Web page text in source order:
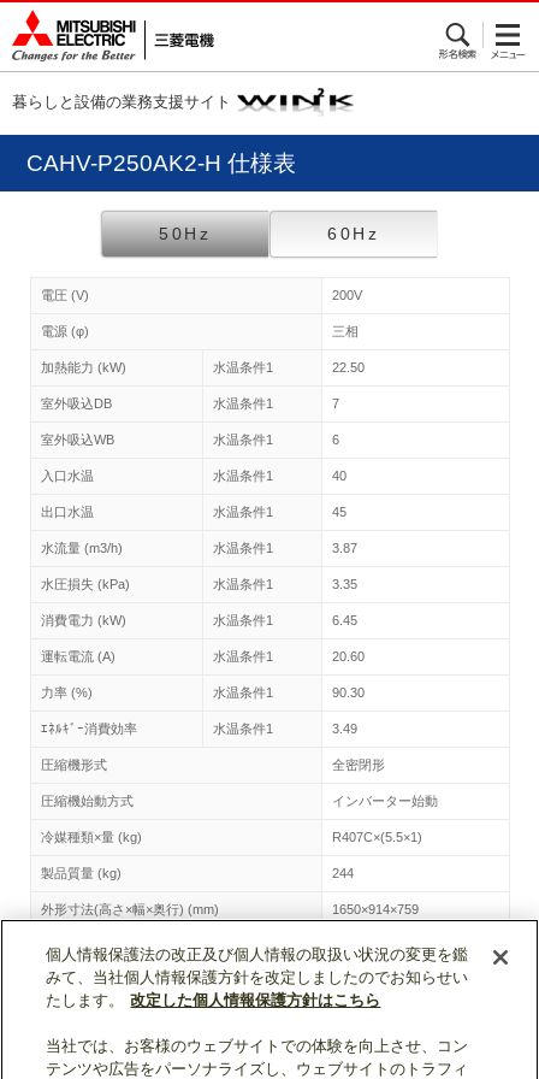
暮らしと設備の業務支援サイト
CAHV-P250AK2-H 仕様表
50Hz 60Hz
電圧 (V) 200V
電源 (φ) 三相
加熱能力 (kW) 水温条件1 22.50
室外吸込DB 水温条件1 7
室外吸込WB 水温条件1 6
入口水温 水温条件1 40
出口水温 水温条件1 45
水流量 (m3/h) 水温条件1 3.87
水圧損失 (kPa) 水温条件1 3.35
消費電力 (kW) 水温条件1 6.45
運転電流 (A) 水温条件1 20.60
力率 (%) 水温条件1 90.30
ｴﾈﾙｷﾞｰ消費効率 水温条件1 3.49
圧縮機形式 全密閉形
圧縮機始動方式 インバーター始動
冷媒種類×量 (kg) R407C×(5.5×1)
製品質量 (kg) 244
外形寸法(高さ×幅×奥行) (mm) 1650×914×759
CAHV-P250AK2-H トップへ
ページトップへ戻る
個人情報保護法の改正及び個人情報の取扱い状況の変更を鑑
みて、当社個人情報保護方針を改定しましたのでお知らせい
たします。
改定した個人情報保護方針はこちら
当社では、お客様のウェブサイトでの体験を向上させ、コン
テンツや広告をパーソナライズし、ウェブサイトのトラフィ